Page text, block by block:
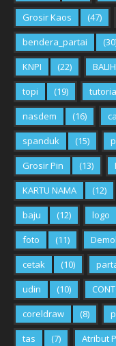
Grosir Kaos
(47)
bendera_partai
KNPI
(22)
topi
(19)
nasdem
(16)
spanduk
(15)
Grosir Pin
(13)
KARTU NAMA
(12)
baju
(12) logo
foto
(11)
cetak
(10)
udin
(10)
coreldraw
(8)
tas
(7) Atribut